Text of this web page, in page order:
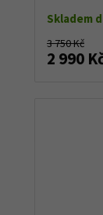
Skladem
3 750 Kč
2 990